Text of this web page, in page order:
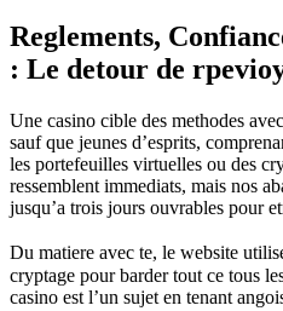
Reglements,
: Le detour de
Une casino cible des methodes
sauf que jeunes d’esprits,
les portefeuilles virtuelles ou des
ressemblent immediats, mais nos
jusqu’a trois jours ouvrables pour
Du matiere avec te, le website
cryptage pour barder tout ce tous
casino est l’un sujet en tenant